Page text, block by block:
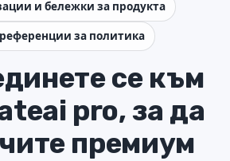
и бележки за продукта
за политика
се към
pro, за да
премиум